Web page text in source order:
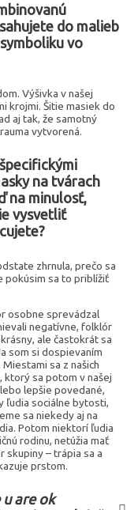
do malieb
vo
Výšivka v našej
krojmi. Šitie masiek do
aj tak, že samotný
vytvorená.
na tvárach
na minulosť,
vysvetliť
zhrnula, prečo sa
pokúsim sa to priblížiť
osobne sprevádzal
negatívne, folklór
ale častokrát sa
som si dospievaním
sa z našich
ktorý sa potom v našej
lepšie povedané,
ľudia sociálne bytosti,
sa niekedy aj na
Potom niektorí ľudia
rodinu, netúžia mať
skupiny – trápia sa a
prstom.
u are ok